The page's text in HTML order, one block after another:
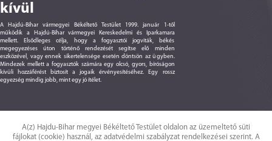
A(z) Hajdu-Bihar megyei Békéltető Testület oldalon az üzemeltető süti
fájlokat (cookie) használ, az adatvédelmi szabályzat rendelkezései szerint. A
kívül
A Hajdú-Bihar vármegyei Békéltető Testület 1999. január 1-től
működik a Hajdú-Bihar vármegyei Kereskedelmi és Iparkamara
mellett. Elsődleges célja, hogy a fogyasztói jogviták, békés
megegyezéses úton történő rendezését segítse elő minden
eszközével, vagy ennek sikertelensége esetén döntsön az ügyben.
Mindezek mellett a fogyasztók számára egy olcsó, gyors, bíróságon
kívüli hozzáférést biztosít a jogaik érvényesítéséhez. Egy rossz
egyezség mindig jobb, mint egy jó ítélet.